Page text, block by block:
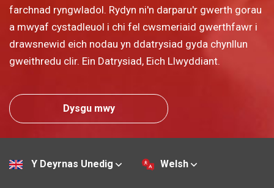
farchnad ryngwladol. Rydyn ni'n darparu'r gwerth gorau
a mwyaf cystadleuol i chi fel cwsmeriaid gwerthfawr i
drawsnewid eich nodau yn ddatrysiad gyda chynllun
gweithredu clir. Ein Datrysiad, Eich Llwyddiant.
Dysgu mwy
Y Deyrnas Unedig Welsh